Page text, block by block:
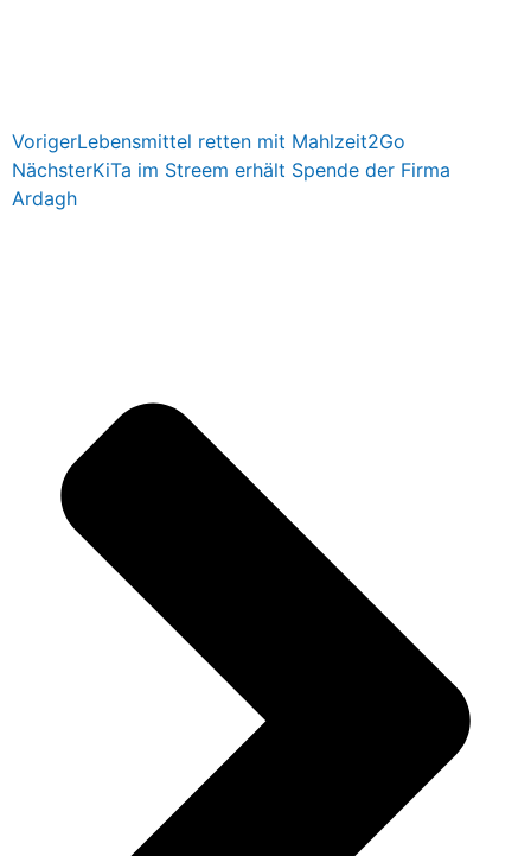
VorigerLebensmittel retten mit Mahlzeit2Go
NächsterKiTa im Streem erhält Spende der Firma
Ardagh